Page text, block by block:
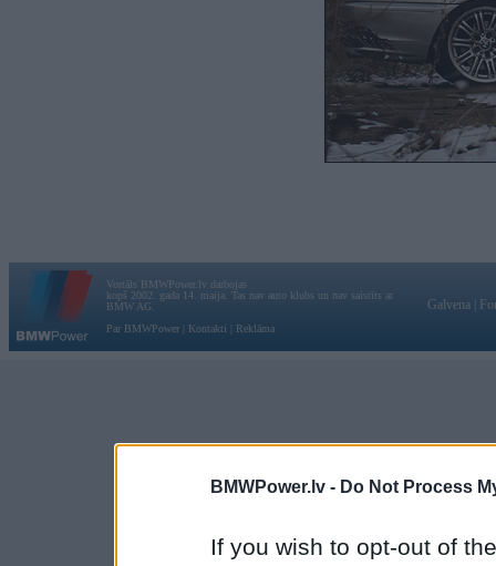
BMWPower.lv - Do Not Process
If you wish to opt-out of
Vortāls BMWPower.lv darbojas
kopš 2002. gada 14. maija. Tas nav auto klubs un nav saistīts ar
BMW AG.
Par BMWPower
Kontakti Reklāma
Galvena